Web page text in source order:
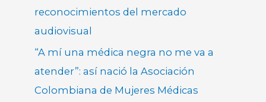
reconocimientos del mercado
audiovisual
“A mí una médica negra no me va a
atender”: así nació la Asociación
Colombiana de Mujeres Médicas